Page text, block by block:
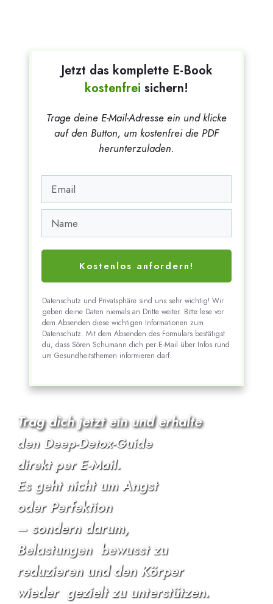
Jetzt das komplette E-Book
kostenfrei sichern!
Trage deine E-Mail-Adresse ein und klicke
auf den Button, um kostenfrei die PDF
herunterzuladen.
Kostenlos anfordern!
Datenschutz und Privatsphäre sind uns sehr wichtig! Wir
geben deine Daten niemals an Dritte weiter. Bitte lese vor
dem Absenden diese wichtigen Informationen zum
Datenschutz. Mit dem Absenden des Formulars bestätigst
du, dass Sören Schumann dich per E-Mail über Infos rund
um Gesundheitsthemen informieren darf.
Trag dich jetzt ein und erhalte
den Deep-Detox-Guide
direkt per E-Mail.
Es geht nicht um Angst
oder Perfektion
–sonderndarum,
Belastungen bewusst zu
reduzierenund den Körper
wieder gezielt zu unterstützen.